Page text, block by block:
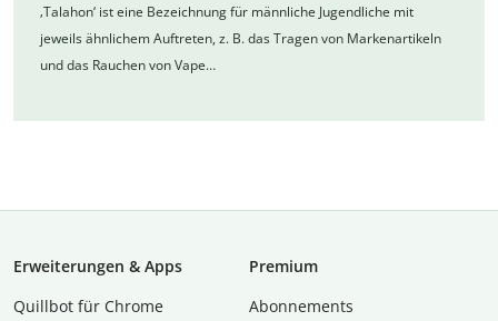
‚Talahon‘ ist eine Bezeichnung für männliche Jugendliche mit
jeweils ähnlichem Auftreten, z. B. das Tragen von Markenartikeln
und das Rauchen von Vape…
Erweiterungen & Apps
Quillbot für Chrome
Premium
Abon­ne­ments